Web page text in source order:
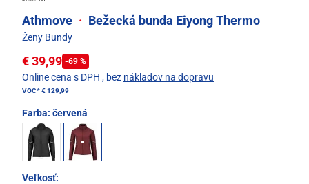
Athmove · Bežecká bunda Eiyong Thermo
Ženy Bundy
€ 39,99 -69 %
Online cena s DPH , bez nákladov na dopravu
VOC*€ 129,99
Farba: červená
Veľkosť: